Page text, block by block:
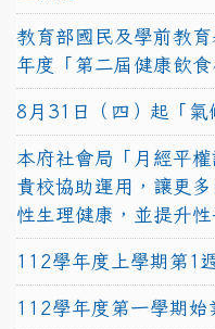
教育部國民及學前教
年度「第二屆健康飲
8月31日（四）起「氣
本府社會局「月經平
貴校協助運用，讓更
性生理健康，並提升
112學年度上學期第1
112學年度第一學期始